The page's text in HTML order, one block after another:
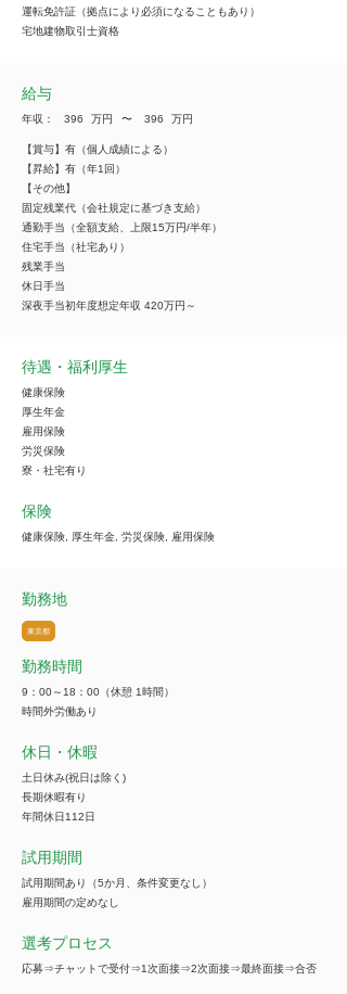
運転免許証（拠点により必須になることもあり）
宅地建物取引士資格
給与
年収： 396 万円 ​〜 396 万円
【賞与】有（個人成績による）
【昇給】有（年1回）
【その他】
固定残業代（会社規定に基づき支給）
通勤手当（全額支給、上限15万円/半年）
住宅手当（社宅あり）
残業手当
休日手当
深夜手当初年度想定年収 420万円～
待遇・福利厚生
健康保険
厚生年金
雇用保険
労災保険
寮・社宅有り
保険
健康保険, 厚生年金, 労災保険, 雇用保険
勤務地
東京都
勤務時間
9：00～18：00（休憩 1時間）
時間外労働あり
休日・休暇
土日休み(祝日は除く)
長期休暇有り
年間休日112日
試用期間
試用期間あり（5か月、条件変更なし）
雇用期間の定めなし
選考プロセス
応募⇒チャットで受付⇒1次面接⇒2次面接⇒最終面接⇒合否